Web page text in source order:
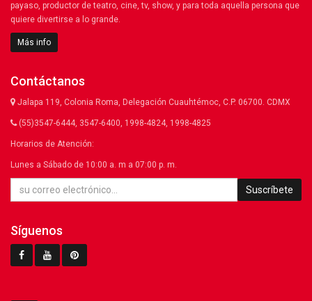
payaso, productor de teatro, cine, tv, show, y para toda aquella persona que
quiere divertirse a lo grande.
Más info
Contáctanos
Jalapa 119, Colonia Roma, Delegación Cuauhtémoc, C.P. 06700. CDMX
(55)3547-6444, 3547-6400, 1998-4824, 1998-4825
Horarios de Atención:
Lunes a Sábado de 10:00 a. m a 07:00 p. m.
Suscríbete
Síguenos